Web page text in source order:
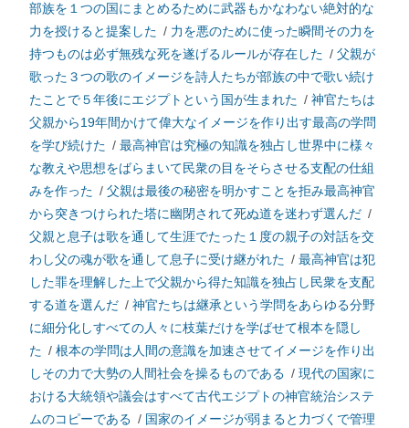
部族を１つの国にまとめるために武器もかなわない絶対的な
力を授けると提案した / 力を悪のために使った瞬間その力を
持つものは必ず無残な死を遂げるルールが存在した / 父親が
歌った３つの歌のイメージを詩人たちが部族の中で歌い続け
たことで５年後にエジプトという国が生まれた / 神官たちは
父親から19年間かけて偉大なイメージを作り出す最高の学問
を学び続けた / 最高神官は究極の知識を独占し世界中に様々
な教えや思想をばらまいて民衆の目をそらさせる支配の仕組
みを作った / 父親は最後の秘密を明かすことを拒み最高神官
から突きつけられた塔に幽閉されて死ぬ道を迷わず選んだ /
父親と息子は歌を通して生涯でたった１度の親子の対話を交
わし父の魂が歌を通して息子に受け継がれた / 最高神官は犯
した罪を理解した上で父親から得た知識を独占し民衆を支配
する道を選んだ / 神官たちは継承という学問をあらゆる分野
に細分化しすべての人々に枝葉だけを学ばせて根本を隠し
た / 根本の学問は人間の意識を加速させてイメージを作り出
しその力で大勢の人間社会を操るものである / 現代の国家に
おける大統領や議会はすべて古代エジプトの神官統治システ
ムのコピーである / 国家のイメージが弱まると力づくで管理